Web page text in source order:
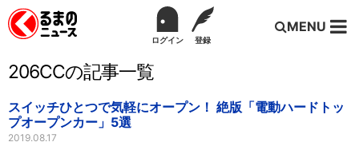
ログイン 登録
MENU
206CCの記事一覧
スイッチひとつで気軽にオープン！ 絶版「電動ハードトッ
プオープンカー」5選
2019.08.17